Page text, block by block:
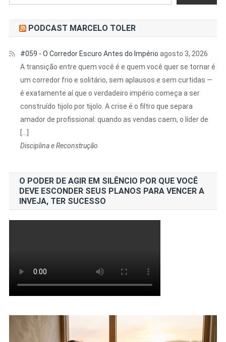
PODCAST MARCELO TOLER
#059 - O Corredor Escuro Antes do Império agosto 3, 2026
A transição entre quem você é e quem você quer se tornar é
um corredor frio e solitário, sem aplausos e sem curtidas —
é exatamente aí que o verdadeiro império começa a ser
construído tijolo por tijolo. A crise é o filtro que separa
amador de profissional: quando as vendas caem, o líder de
[…]
Disciplina e Reconstrução
O PODER DE AGIR EM SILÊNCIO POR QUE VOCÊ
DEVE ESCONDER SEUS PLANOS PARA VENCER A
INVEJA, TER SUCESSO